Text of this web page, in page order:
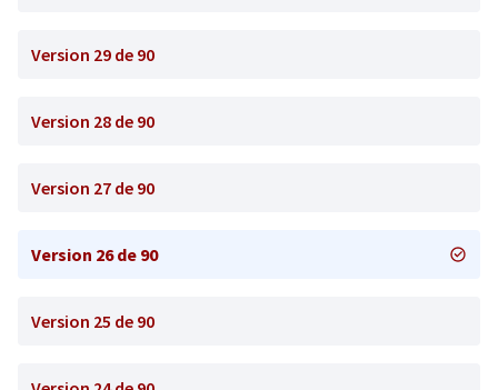
Version 29 de 90
Version 28 de 90
Version 27 de 90
Version 26 de 90
Version 25 de 90